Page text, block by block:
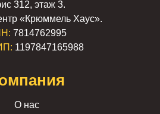
312, этаж 3.
«Крюммель Хаус».
7814762995
1197847165988
О нас